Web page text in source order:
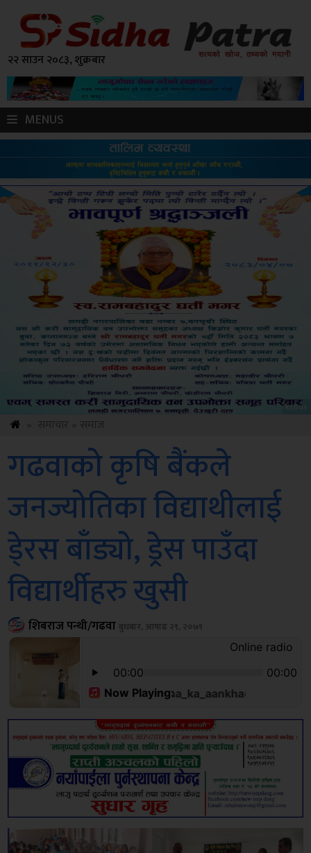
२२ साउन २०८३, शुक्रबार
MENUS
ksbus
गढवाको कृषि बैंकले
जनज्योतिका विद्याथीलाई
डे्रस बाँड्यो, ड्रेस पाउँदा
विद्यार्थीहरु खुसी
शिबराज पन्थी/गढवाबुधबार, आषाढ २९, २०७९